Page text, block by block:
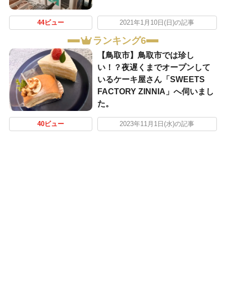
44ビュー 2021年1月10日(日)の記事
ランキング6
【鳥取市】鳥取市では珍し
い！？夜遅くまでオープンして
いるケーキ屋さん「SWEETS
FACTORY ZINNIA」へ伺いまし
た。
40ビュー 2023年11月1日(水)の記事